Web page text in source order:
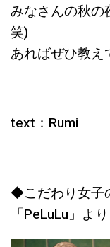
みなさんの秋
笑)
あればぜひ教え
text：Rumi
◆こだわり女子
「PeLuLu」より